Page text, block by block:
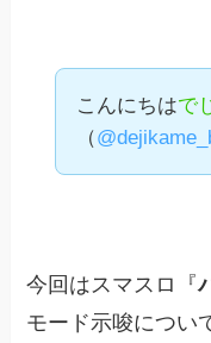
こんにちはで
（
今回はスマスロ『
モード示唆につい